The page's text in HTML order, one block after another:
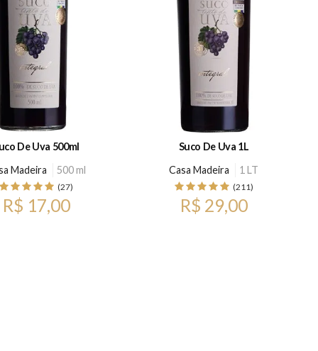
De Uva 500ml
Madeira
500 ml
(27)
R$ 17,00
Suco De Uva 1L
Casa Madeira
1 LT
(211)
R$ 29,00